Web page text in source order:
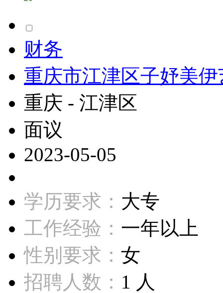
财务
重庆市江津区子妤美
重庆 - 江津区
面议
2023-05-05
学历要求： 大专
工作经验： 一年以上
性别要求： 女
招聘人数： 1 人